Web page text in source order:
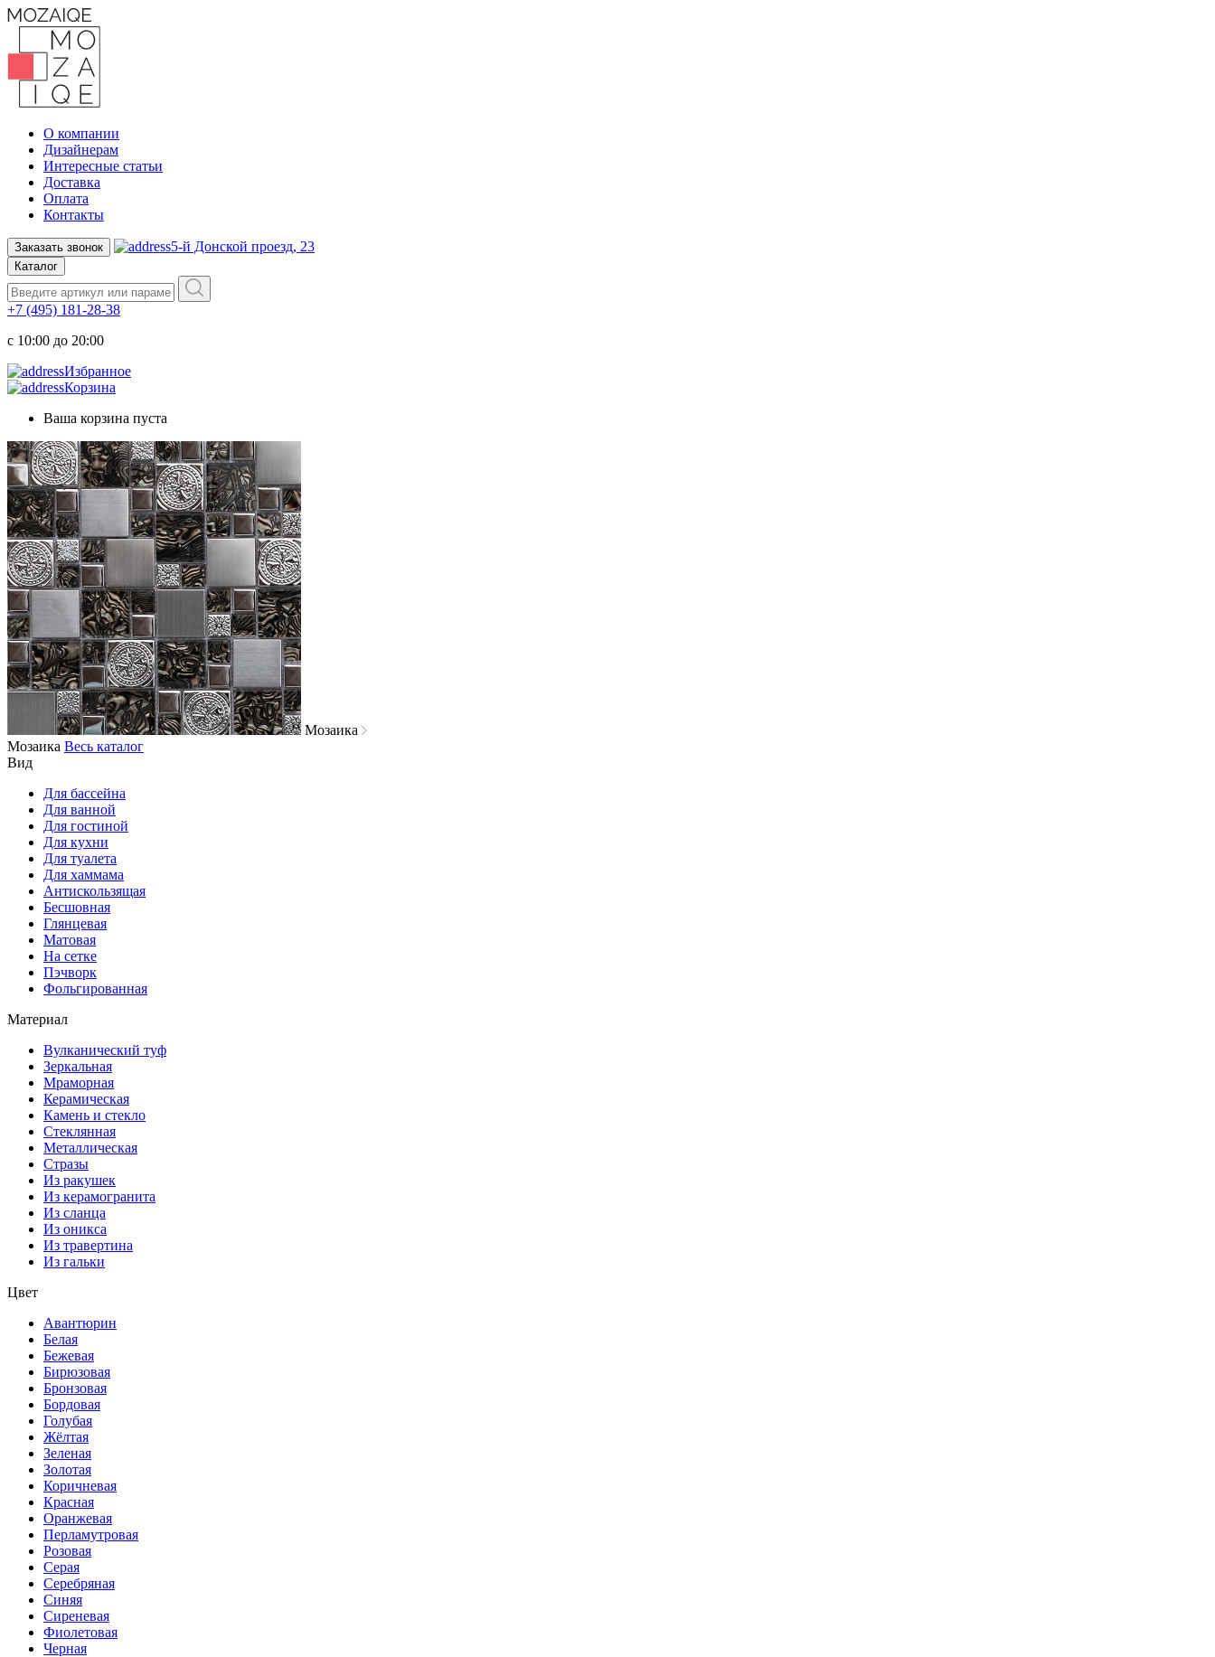
О компании
Дизайнерам
Интересные статьи
Доставка
Оплата
Контакты
Заказать звонок 5-й Донской проезд, 23
Каталог
+7 (495) 181-28-38
c 10:00 до 20:00
Избранное
Корзина
Ваша корзина пуста
Мозаика
Мозаика Весь каталог
Вид
Для бассейна
Для ванной
Для гостиной
Для кухни
Для туалета
Для хаммама
Антискользящая
Бесшовная
Глянцевая
Матовая
На сетке
Пэчворк
Фольгированная
Материал
Вулканический туф
Зеркальная
Мраморная
Керамическая
Камень и стекло
Стеклянная
Металлическая
Стразы
Из ракушек
Из керамогранита
Из сланца
Из оникса
Из травертина
Из гальки
Цвет
Авантюрин
Белая
Бежевая
Бирюзовая
Бронзовая
Бордовая
Голубая
Жёлтая
Зеленая
Золотая
Коричневая
Красная
Оранжевая
Перламутровая
Розовая
Серая
Серебряная
Синяя
Сиреневая
Фиолетовая
Черная